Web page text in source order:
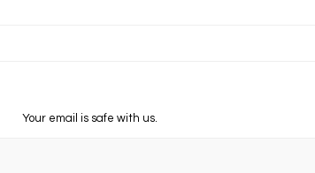
Your email is safe with us.